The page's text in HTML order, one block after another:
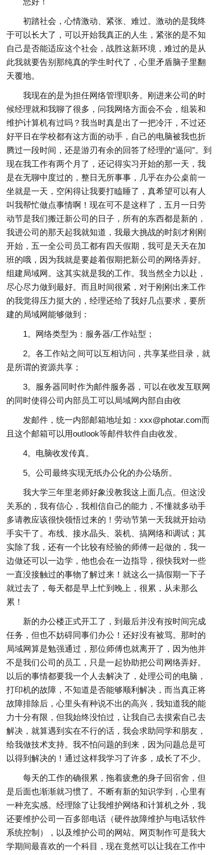
初踏社会，心情激动、紧张、难过。激动的是我终
于可以长大了，可以开始我真正的人生，紧张的是不知
自己是否能适应这个社会，战胜这新环境，难过的是从
此我就要告别那纯真的学生时代了，心里矛盾脑子里翻
天覆地。
我现在的是为担任网络管理职务。刚进来公司的时
候经理就和我聊了很多，问我网络方面会不会，组装和
维护计算机有过吗？我当时真是出了一把冷汗，不过还
好平日在学校都有这方面的动手，自己的电脑被我也折
腾过一段时间，还是游刃有余的回答了经理的“逼问”。到
现在我工作有两个月了，还记得实习开始的那一天，我
是在无聊中度过的，整日无所事事，几乎在办公桌前一
坐就是一天，空闲得让我要打瞌睡了，真希望可以有人
叫我帮忙做点事情啊！现在可不是这样了，五月一日劳
动节是我们搬迁新公司的日子，所有的东西都是新的，
我进公司的那天起我就知道，我最大挑战的时刻才刚刚
开始，五一全公司员工都有四天假期，我可是天天在加
班的哦，因为我就是要趁着假期把新公司的网络弄好。
组建局域网。这其实就是我的工作。我当然全力以赴，
尽心尽力做到最好。而且时间很紧，对于刚刚出来工作
的我觉得压力挺大的，经理还给了我好几点要求，要所
建的局域网能够做到：
1。网络类型为：服务器/工作站型；
2。各工作站之间可以互相访问，共享某些目录，就
是所谓的资源共享；
3。服务器同时作为邮件服务器，可以在收发互联网
的同时使得公司内部员工可以局域网内部自由收
发邮件，统一内部邮箱地址如：xxx@photar.com而
且这个邮箱可以用outlook等邮件软件自由收发。
4。电脑收发传真。
5。公司最终实现无纸办公化的办公场所。
我大学三年里老师好象没教我这上面几点。但这没
关系的，我有信心，我相信自己的能力，不懂就多动手
多请教应该很快领悟过来的！劳动节第一天我就开始动
手实干了。布线、接水晶头、装机、搞网络和调试；其
实除了我，还有一个比较有经验的师傅一起做的，我一
边做还可以一边学，他也会在一边指导，很快我对一些
一直没接触过的事物了解过来！就这么一搞假期一下子
就过去了，每天都是早上忙到晚上，很累，从未那么
累！
新的办公楼正式开工了，到最后并没有按时间完成
任务，但也不妨碍同事们办公！还好没有被骂。那时的
局域网算是勉强通过，那位师傅也就离开了，因为他并
不是我们公司的员工，只是一起协助把公司网络弄好。
以后的事情都要我一个人去解决了，处理公司的电脑，
打印机的故障，不知道是否能够顺利解决，而当真正将
故障排除后，心里头有种说不出的高兴，我知道我的能
力十分有限，但我始终没怕过，让我自己去摸索自己去
解决，就算遇到实在不行的话，我会求助同学和朋友，
给我做技术支持。我不怕问题的到来，因为问题总是可
以得到解决的！通过这样我学习了许多，成长了不少。
每天的工作的确很累，拖着疲惫的身子回宿舍，但
是后面也渐渐就习惯了。不断有新的知识学到，心里有
一种充实感。经理除了让我维护网络和计算机之外，我
还要维护公司一百多部电话（硬件故障维护与电话软件
系统控制），以及维护公司的网站。网页制作可是我大
学期间最喜欢的一个科目，现在竟然可以让我在工作中